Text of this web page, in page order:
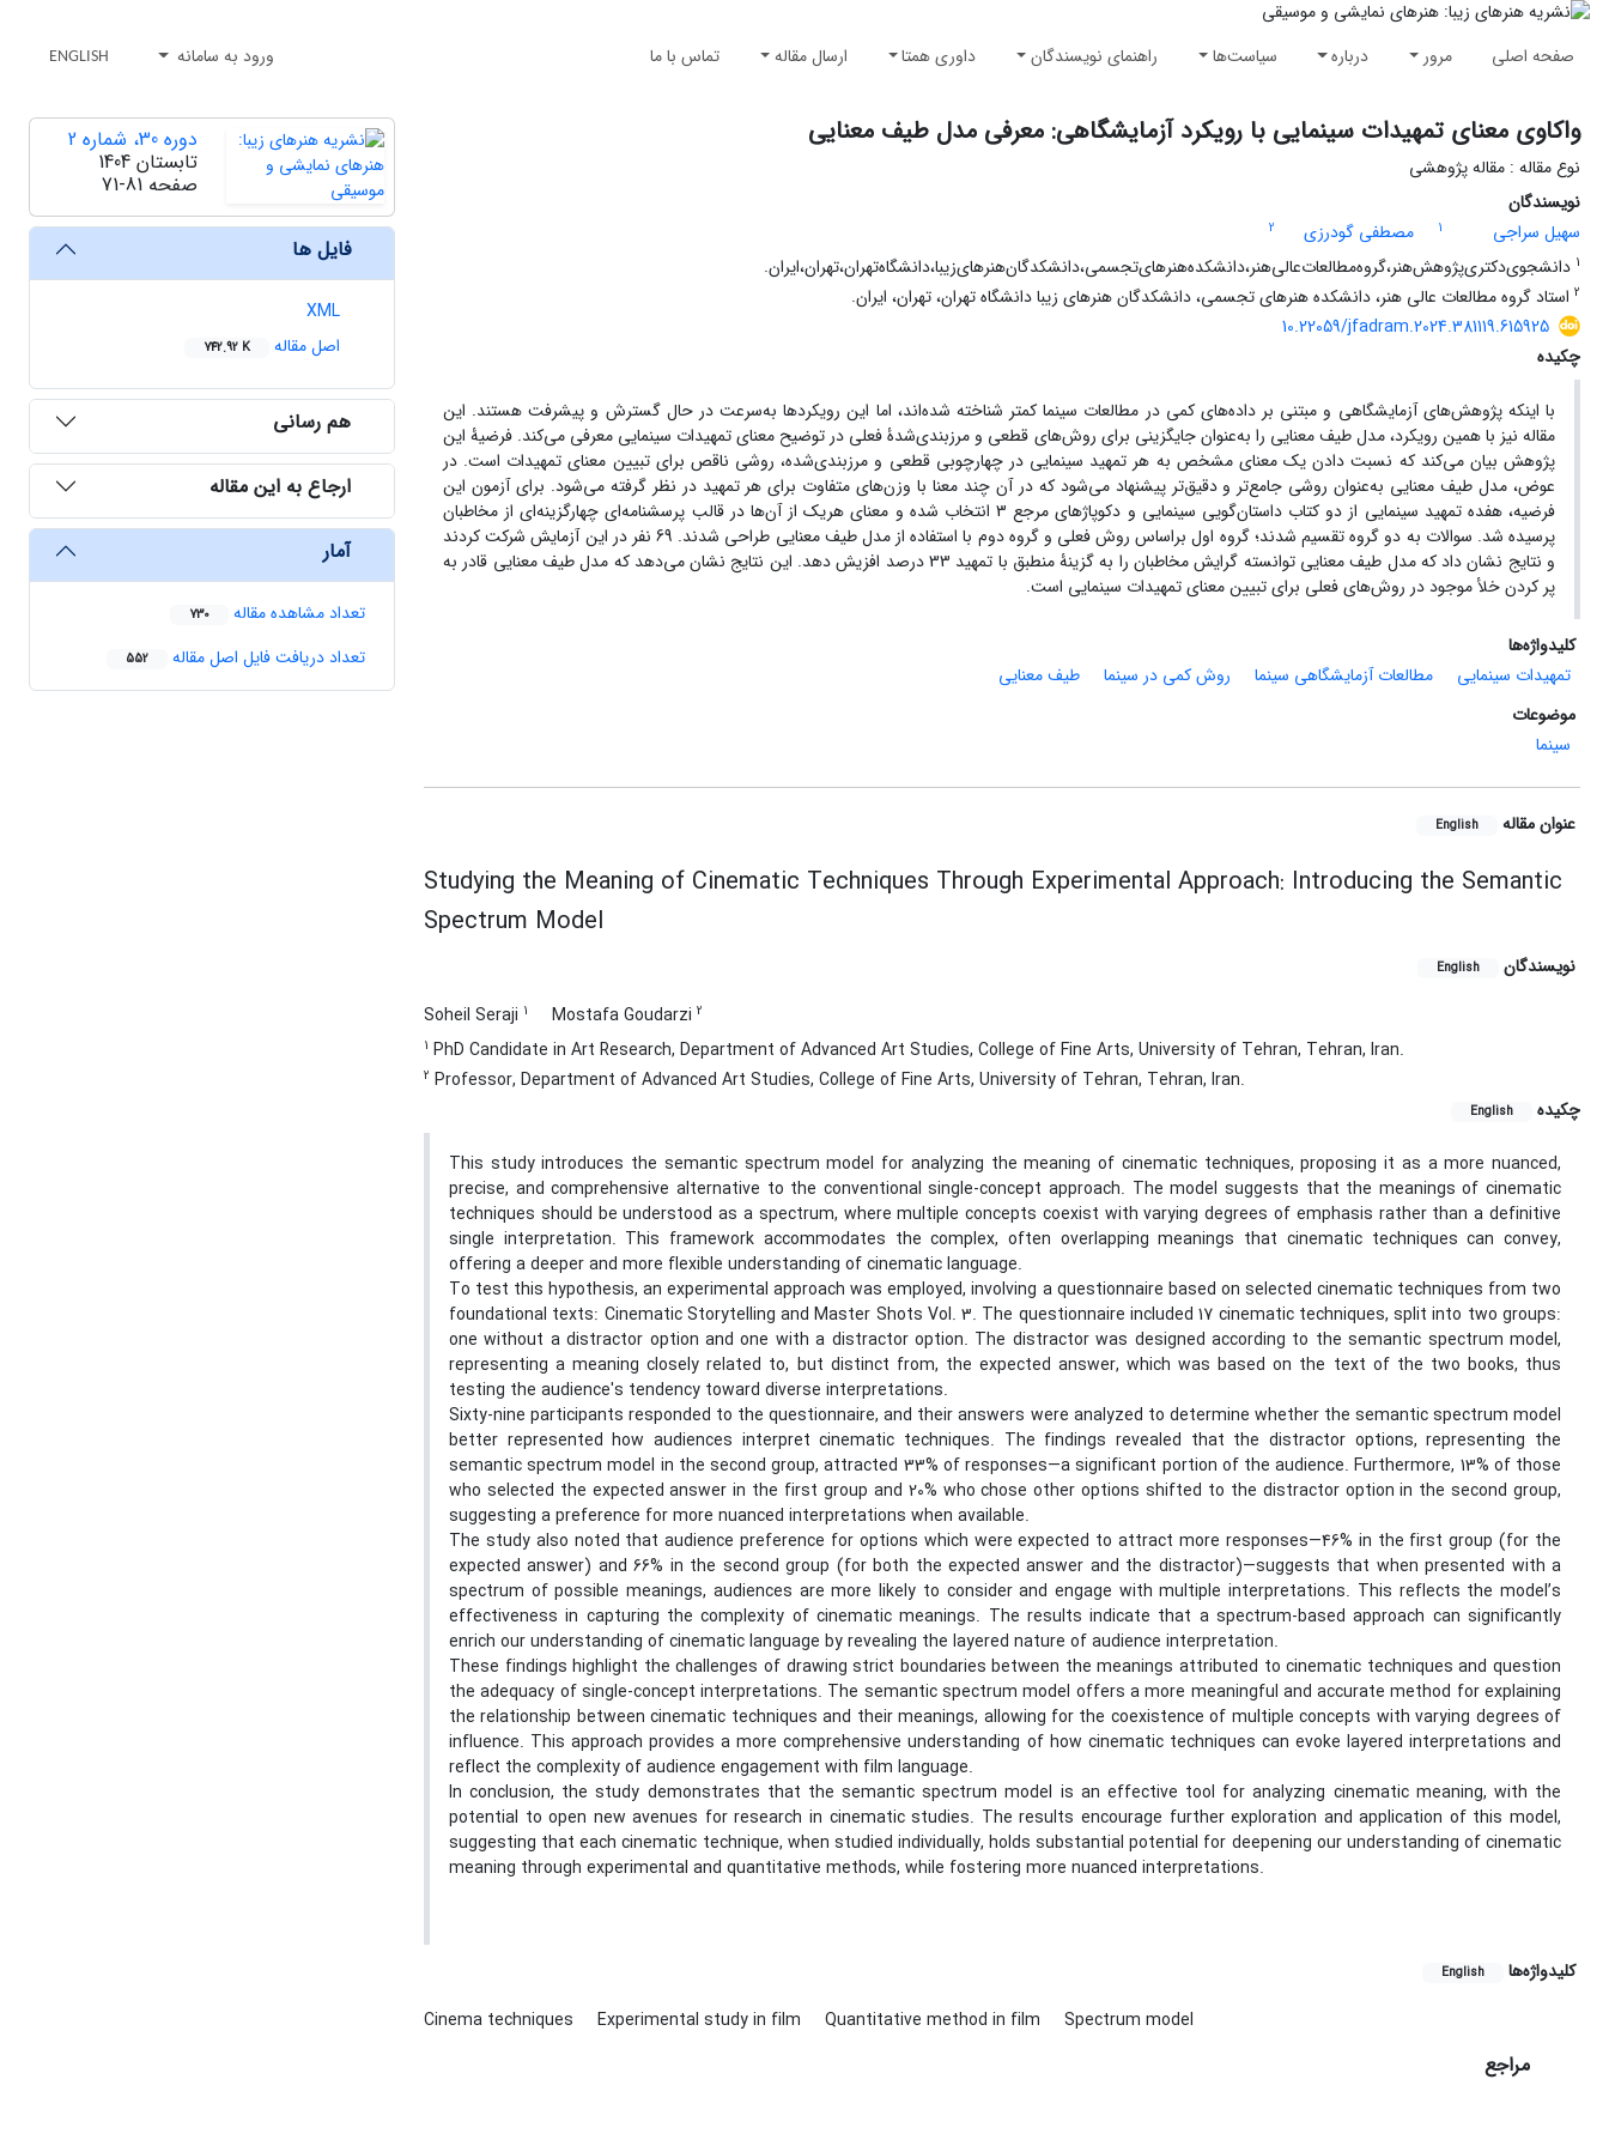
صفحه اصلی مرور درباره سیاست‌ها راهنمای نویسندگان داوری همتا ارسال مقاله تماس با ما ورود به سامانه ENGLISH
واکاوی معنای تمهیدات سینمایی با رویکرد آزمایشگاهی: معرفی مدل طیف معنایی
نوع مقاله : مقاله پژوهشی
نویسندگان
سهیل سراجی
1 مصطفی گودرزی
2
1 دانشجوی‌دکتری‌پژوهش‌هنر،‌گروه‌مطالعات‌عالی‌هنر،‌دانشکده‌هنرهای‌تجسمی،‌دانشکدگان‌هنرهای‌زیبا،‌دانشگاه‌تهران،‌تهران،‌ایران.
2 استاد گروه مطالعات عالی هنر، دانشکده هنرهای تجسمی، دانشکدگان هنرهای زیبا دانشگاه تهران، تهران، ایران.
10.22059/jfadram.2024.381119.615925
چکیده
با اینکه پژوهش‌های آزمایشگاهی و مبتنی بر داده‌های کمی در مطالعات سینما کمتر شناخته شده‌اند، اما این رویکردها به‌سرعت در حال گسترش و پیشرفت هستند. این
مقاله نیز با همین رویکرد، مدل طیف معنایی را به‌عنوان جایگزینی برای روش‌های قطعی و مرزبندی‌شدۀ فعلی در توضیح معنای تمهیدات سینمایی معرفی می‌کند. فرضیۀ این
پژوهش بیان می‌کند که نسبت دادن یک معنای مشخص به هر تمهید سینمایی در چهارچوبی قطعی و مرزبندی‌شده، روشی ناقص برای تبیین معنای تمهیدات است. در
عوض، مدل طیف معنایی به‌عنوان روشی جامع‌تر و دقیق‌تر پیشنهاد می‌شود که در آن چند معنا با وزن‌های متفاوت برای هر تمهید در نظر گرفته می‌شود. برای آزمون این
فرضیه، هفده تمهید سینمایی از دو کتاب داستان‌گویی سینمایی و دکوپاژهای مرجع 3 انتخاب شده و معنای هریک از آن‌ها در قالب پرسشنامه‌ای چهارگزینه‌ای از مخاطبان
پرسیده شد. سوالات به دو گروه تقسیم شدند؛ گروه اول براساس روش فعلی و گروه دوم با استفاده از مدل طیف معنایی طراحی شدند. 69 نفر در این آزمایش شرکت کردند
و نتایج نشان داد که مدل طیف معنایی توانسته گرایش مخاطبان را به گزینۀ منطبق با تمهید 33 درصد افزیش دهد. این نتایج نشان می‌دهد که مدل طیف معنایی قادر به
پر کردن خلأ موجود در روش‌های فعلی برای تبیین معنای تمهیدات سینمایی است.
کلیدواژه‌ها
تمهیدات سینمایی
مطالعات آزمایشگاهی سینما روش کمی در سینما
طیف معنایی
موضوعات
سینما
عنوان مقاله English
Studying the Meaning of Cinematic Techniques Through Experimental Approach: Introducing the Semantic
Spectrum Model
نویسندگان English
Soheil Seraji 1 Mostafa Goudarzi 2
1 PhD Candidate in Art Research, Department of Advanced Art Studies, College of Fine Arts, University of Tehran, Tehran, Iran.
2 Professor, Department of Advanced Art Studies, College of Fine Arts, University of Tehran, Tehran, Iran.
چکیده
English
This study introduces the semantic spectrum model for analyzing the meaning of cinematic techniques, proposing it as a more nuanced,
precise, and comprehensive alternative to the conventional single-concept approach. The model suggests that the meanings of cinematic
techniques should be understood as a spectrum, where multiple concepts coexist with varying degrees of emphasis rather than a definitive
single interpretation. This framework accommodates the complex, often overlapping meanings that cinematic techniques can convey,
offering a deeper and more flexible understanding of cinematic language.
To test this hypothesis, an experimental approach was employed, involving a questionnaire based on selected cinematic techniques from two
foundational texts: Cinematic Storytelling and Master Shots Vol. 3. The questionnaire included 17 cinematic techniques, split into two groups:
one without a distractor option and one with a distractor option. The distractor was designed according to the semantic spectrum model,
representing a meaning closely related to, but distinct from, the expected answer, which was based on the text of the two books, thus
testing the audience's tendency toward diverse interpretations.
Sixty-nine participants responded to the questionnaire, and their answers were analyzed to determine whether the semantic spectrum model
better represented how audiences interpret cinematic techniques. The findings revealed that the distractor options, representing the
semantic spectrum model in the second group, attracted 33% of responses—a significant portion of the audience. Furthermore, 13% of those
who selected the expected answer in the first group and 20% who chose other options shifted to the distractor option in the second group,
suggesting a preference for more nuanced interpretations when available.
The study also noted that audience preference for options which were expected to attract more responses—46% in the first group (for the
expected answer) and 66% in the second group (for both the expected answer and the distractor)—suggests that when presented with a
spectrum of possible meanings, audiences are more likely to consider and engage with multiple interpretations. This reflects the model’s
effectiveness in capturing the complexity of cinematic meanings. The results indicate that a spectrum-based approach can significantly
enrich our understanding of cinematic language by revealing the layered nature of audience interpretation.
These findings highlight the challenges of drawing strict boundaries between the meanings attributed to cinematic techniques and question
the adequacy of single-concept interpretations. The semantic spectrum model offers a more meaningful and accurate method for explaining
the relationship between cinematic techniques and their meanings, allowing for the coexistence of multiple concepts with varying degrees of
influence. This approach provides a more comprehensive understanding of how cinematic techniques can evoke layered interpretations and
reflect the complexity of audience engagement with film language.
In conclusion, the study demonstrates that the semantic spectrum model is an effective tool for analyzing cinematic meaning, with the
potential to open new avenues for research in cinematic studies. The results encourage further exploration and application of this model,
suggesting that each cinematic technique, when studied individually, holds substantial potential for deepening our understanding of cinematic
meaning through experimental and quantitative methods, while fostering more nuanced interpretations.
کلیدواژه‌ها English
Cinema techniques Experimental study in film Quantitative method in film Spectrum model
مراجع
دوره 30، شماره 2
تابستان 1404
صفحه 71-81
فایل ها
XML
اصل مقاله
742.92 K
هم رسانی
ارجاع به این مقاله
آمار
تعداد مشاهده مقاله 730
تعداد دریافت فایل اصل مقاله 552